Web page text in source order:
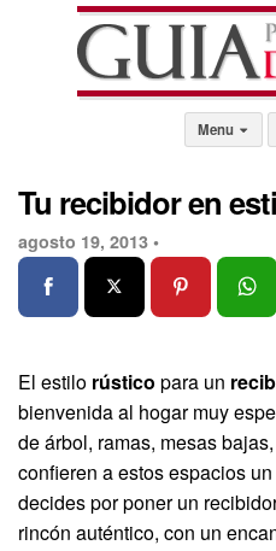
Menu
Tu recibidor en
agosto 19, 2013 •
El estilo rústico para un
bienvenida al hogar muy
de árbol, ramas, mesas
confieren a estos espacios
decides por poner un
rincón auténtico, con un